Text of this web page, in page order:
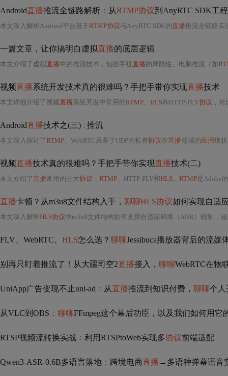
Android直播推流全链路解析 ： 从RTMP协议到AnyRTC SDK工
本文深入解析Android平台基于RTMP协议与AnyRTC SDK的直播推流全链路实现，涵
一篇文章，让你搞明白虚拟直播的底层逻辑
本文介绍了虚拟直播中的推流技术，包括手机直播的局限性、电脑推流（如
视频直播系统开发技术真的很难吗？手把手带你实现直播技术
本文详细介绍了视频直播系统开发中常用的RTMP、 HLS和HTTP-FLV协议 ，对
Android直播技术之(三) : 推流
本文深入探讨了RTMP、WebRTC及基于UDP的私有协议在直播领域的应用现状
视频直播技术真的很难吗？手把手带你实现直播技术(二)
本文介绍了 直播常用的三大协议：RTMP、HTTP-FLV和HLS。 RTMP是Adobe
直播卡顿？从m3u8文件结构入手， 聊聊HLS协议如何实现自适
本文深入解析HLS协议中m3u8文件结构如何支撑自适应码率（ABR）机制，涵盖主/媒体播放列表格式、关键m3u8标签（如#EXT-X-STREAM-INF、#EXT-X-MEDIA）、播放器ABR决策逻辑（带宽预测、缓
FLV、WebRTC、 HLS怎么选？ 聊聊Jessibuca播放器背后的流媒
别再只盯着推流了！从大疆司空2直播接入， 聊聊WebRTC在物
UniApp广告变现不止uni-ad ： 从直播推流到知识付费， 聊聊个人
从VLC到OBS ：聊聊FFmpeg这个幕后功臣，以及我们如何用它
RTSP视频流转换实战 ： 利用RTSPtoWeb实现多协议前端适配
Qwen3-ASR-0.6B多语言落地 ： 跨境电商直播 →多语种弹幕语音